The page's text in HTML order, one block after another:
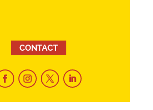
CONTACT